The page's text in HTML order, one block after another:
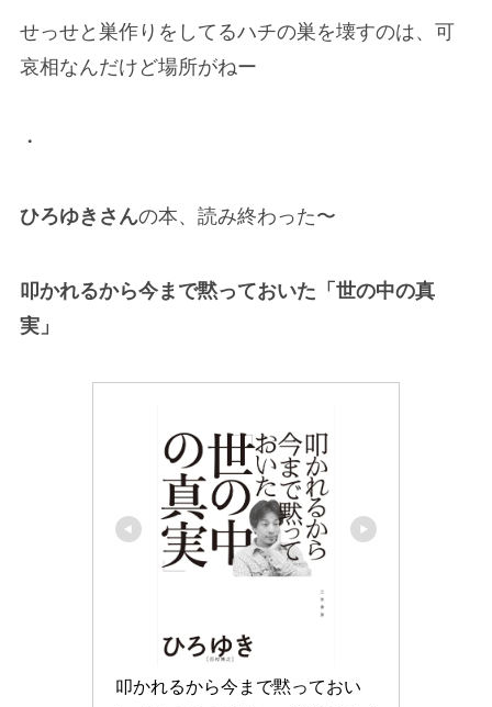
せっせと巣作りをしてるハチの巣を壊すのは、可
哀相なんだけど場所がねー
・
ひろゆきさんの本、読み終わった〜
叩かれるから今まで黙っておいた「世の中の真
実」
叩かれるから今まで黙っておい